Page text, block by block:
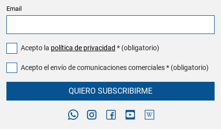
Email
Acepto la política de privacidad * (obligatorio)
Acepto el envío de comunicaciones comerciales * (obligatorio)
QUIERO SUBSCRIBIRME